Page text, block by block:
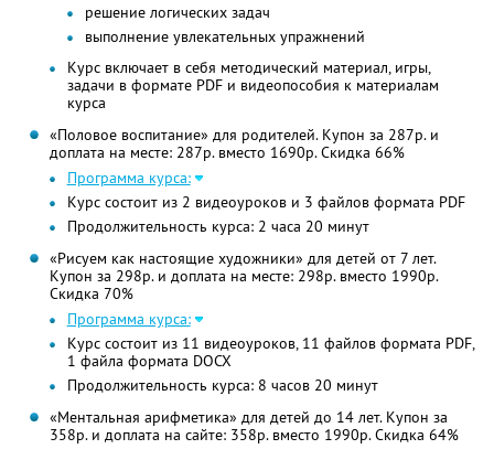
решение логических задач
выполнение увлекательных упражнений
Курс включает в себя методический материал, игры,
задачи в формате PDF и видеопособия к материалам
курса
«Половое воспитание» для родителей. Купон за 287р. и
доплата на месте: 287р. вместо 1690р. Скидка 66%
Программа курса:
Курс состоит из 2 видеоуроков и 3 файлов формата PDF
Продолжительность курса: 2 часа 20 минут
«Рисуем как настоящие художники» для детей от 7 лет.
Купон за 298р. и доплата на месте: 298р. вместо 1990р.
Скидка 70%
Программа курса:
Курс состоит из 11 видеоуроков, 11 файлов формата PDF,
1 файла формата DOCX
Продолжительность курса: 8 часов 20 минут
«Ментальная арифметика» для детей до 14 лет. Купон за
358р. и доплата на сайте: 358р. вместо 1990р. Скидка 64%